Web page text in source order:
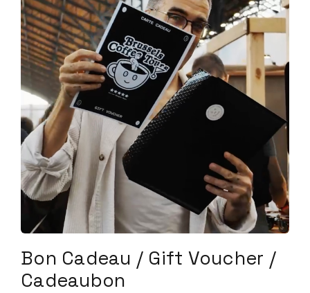
Bon Cadeau / Gift Voucher /
Cadeaubon